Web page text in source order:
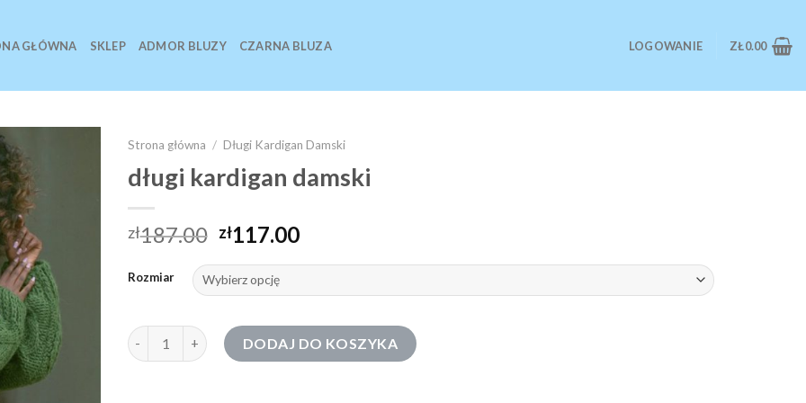
GŁÓWNA SKLEP ADMOR BLUZY CZARNA BLUZA LOGOWANIE ZŁ0.00
Strona główna / Długi Kardigan Damski
długi kardigan damski
zł187.00 zł117.00
Rozmiar
ilość długi kardigan damskiDODAJ DO KOSZYKA